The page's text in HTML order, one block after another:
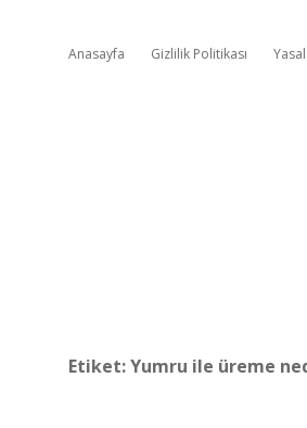
Anasayfa Gizlilik Politikası
Etiket:Yumru ile üreme